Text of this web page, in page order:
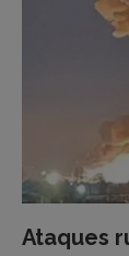
Ataques